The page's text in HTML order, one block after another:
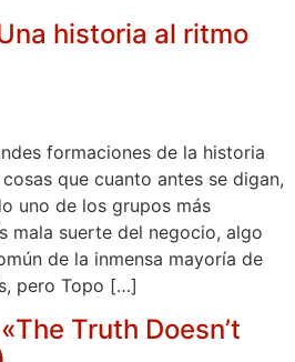
historia al ritmo
formaciones de la historia
que cuanto antes se digan,
uno de los grupos más
mala suerte del negocio, algo
de la inmensa mayoría de
pero Topo […]
Truth Doesn’t